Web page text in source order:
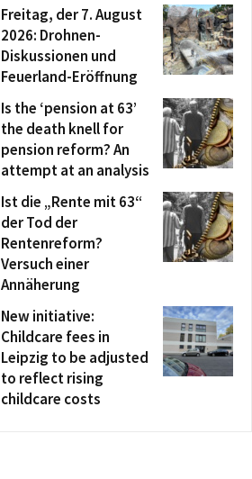
Freitag, der 7. August
2026: Drohnen-
Diskussionen und
Feuerland-Eröffnung
Is the ‘pension at 63’
the death knell for
pension reform? An
attempt at an analysis
Ist die „Rente mit 63“
der Tod der
Rentenreform?
Versuch einer
Annäherung
New initiative:
Childcare fees in
Leipzig to be adjusted
to reflect rising
childcare costs